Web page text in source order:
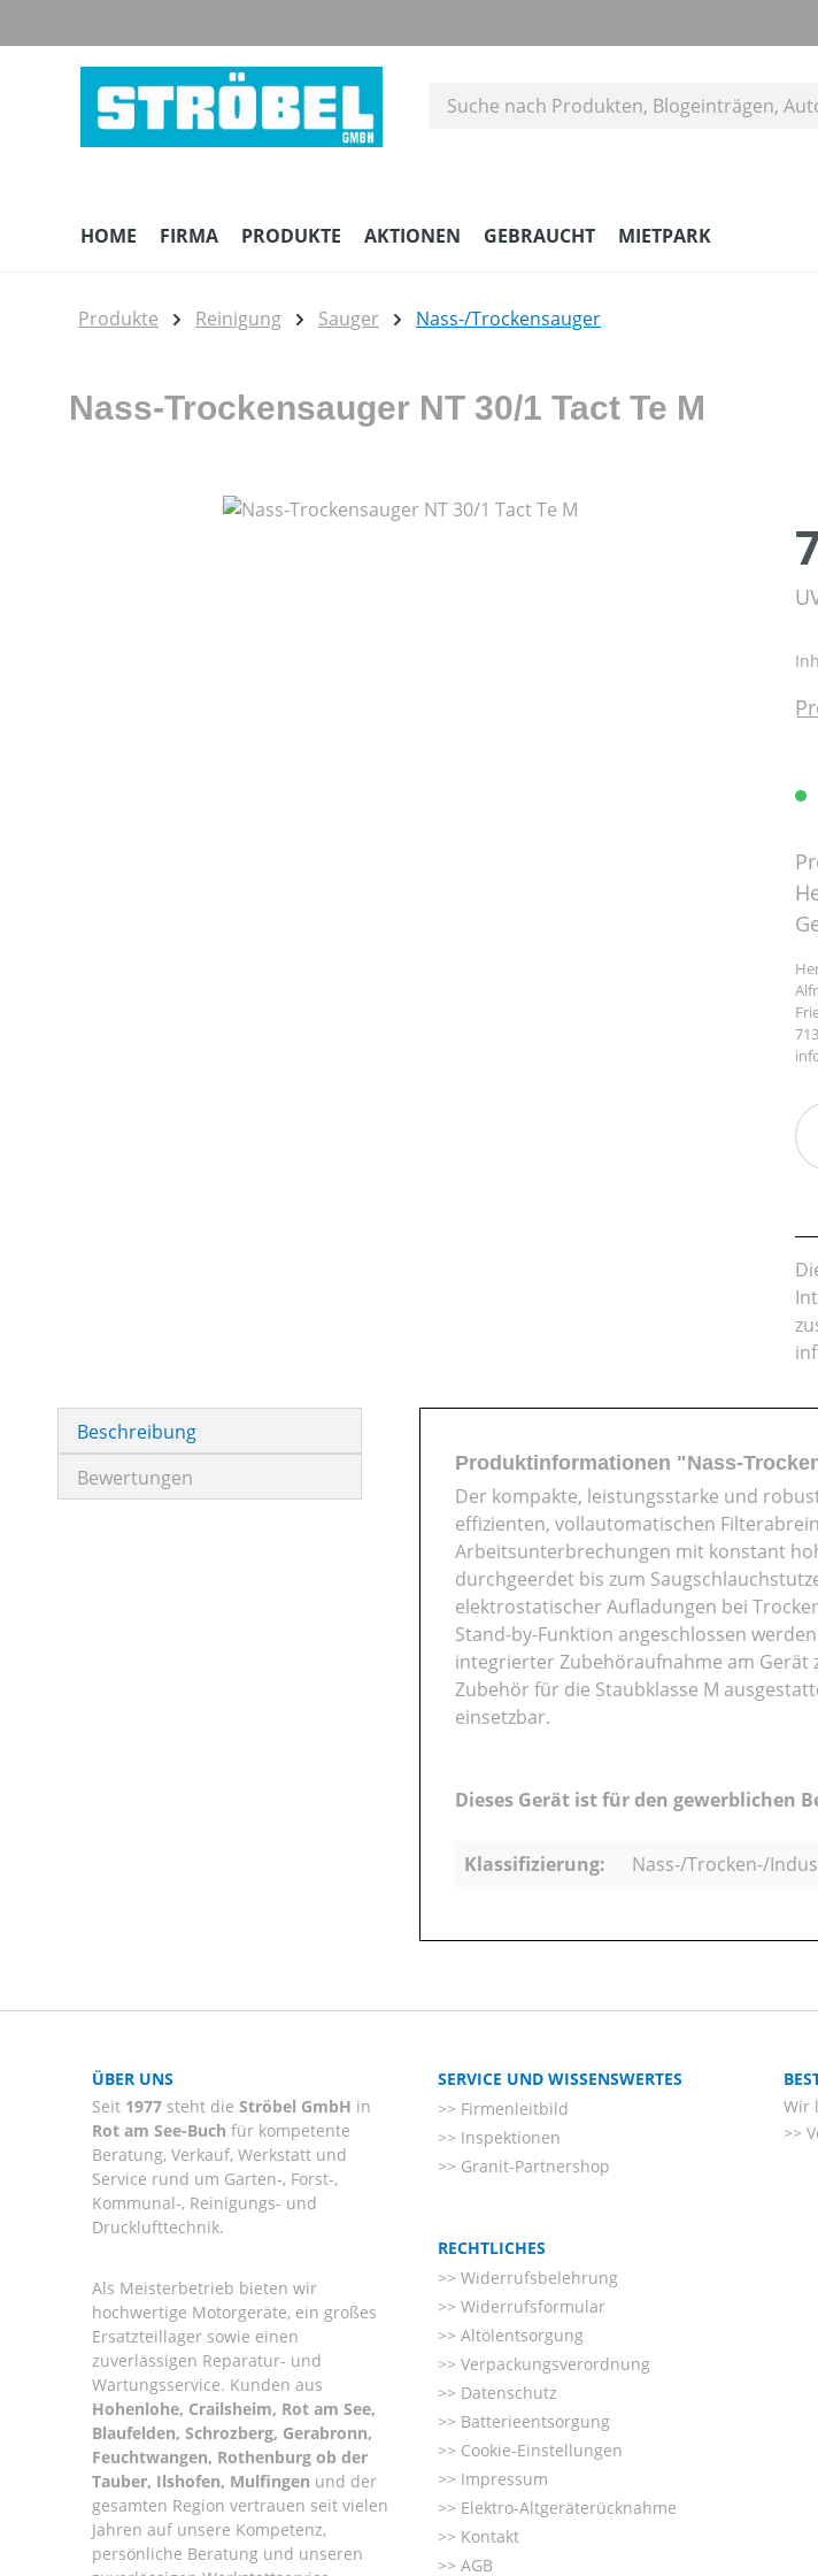
HOME FIRMA PRODUKTE AKTIONEN GEBRAUCHT MIETPARK
Produkte Reinigung Sauger Nass-/Trockensauger
Nass-Trockensauger NT 30/1 Tact Te M
Bildergalerie überspringen
Beschreibung
Bewertungen
Produktinformationen "Nass-
Der kompakte, leistungsstarke und
effizienten, vollautomatischen
Arbeitsunterbrechungen mit konstant
durchgeerdet bis zum
elektrostatischer Aufladungen bei
Stand-by-Funktion angeschlossen
integrierter Zubehöraufnahme am
Zubehör für die Staubklasse M
einsetzbar.
Dieses Gerät ist für den gewerblichen
Klassifizierung: Nass-/Trocken-/
ÜBER UNS
Seit 1977 steht die Ströbel GmbH in
Rot am See-Buch für kompetente
Beratung, Verkauf, Werkstatt und
Service rund um Garten-, Forst-,
Kommunal-, Reinigungs- und
Drucklufttechnik.
Als Meisterbetrieb bieten wir
hochwertige Motorgeräte, ein großes
Ersatzteillager sowie einen
zuverlässigen Reparatur- und
Wartungsservice. Kunden aus
Hohenlohe, Crailsheim, Rot am See,
Blaufelden, Schrozberg, Gerabronn,
Feuchtwangen, Rothenburg ob der
Tauber, Ilshofen, Mulfingen und der
gesamten Region vertrauen seit vielen
Jahren auf unsere Kompetenz,
persönliche Beratung und unseren
SERVICE UND WISSENSWERTES
Firmenleitbild
Inspektionen
Granit-Partnershop
RECHTLICHES
Widerrufsbelehrung
Widerrufsformular
Altölentsorgung
Verpackungsverordnung
Datenschutz
Batterieentsorgung
Cookie-Einstellungen
Impressum
Elektro-Altgeräterücknahme
Kontakt
AGB
Wir